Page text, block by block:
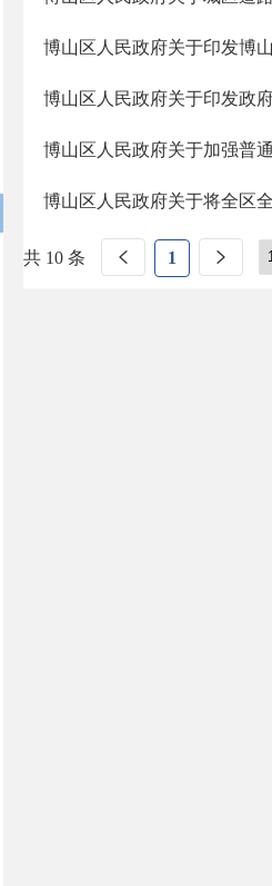
博山区人民政府关于印发博
博山区人民政府关于印发政
博山区人民政府关于加强普
博山区人民政府关于将全区
共 10 条 1